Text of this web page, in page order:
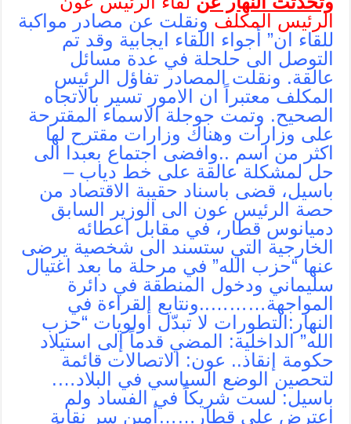
الرئيس المكلف ونقلت عن مصادر مواكبة
للقاء ان” أجواء اللقاء ايجابية وقد تم
التوصل الى حلحلة في عدة مسائل
عالقة. ونقلت المصادر تفاؤل الرئيس
المكلف معتبراً ان الامور تسير بالاتجاه
الصحيح. وتمت جوجلة الاسماء المقترحة
على وزارات وهناك وزارات مقترح لها
اكثر من اسم ..وافضى اجتماع بعبدا الى
حل لمشكلة عالقة على خط دياب –
باسيل، قضى باسناد حقيبة الاقتصاد من
حصة الرئيس عون الى الوزير السابق
دميانوس قطار، في مقابل اعطائه
الخارجية التي ستسند الى شخصية يرضى
عنها “حزب الله” في مرحلة ما بعد اغتيال
سليماني ودخول المنطقة في دائرة
المواجهة………..ونتابع القراءة في
النهار:التطورات لا تبدّل أولويات “حزب
الله” الداخلية: المضي قدماً إلى استيلاد
حكومة إنقاذ.. عون: الاتصالات قائمة
لتحصين الوضع السياسي في البلاد….
باسيل: لست شريكاً في الفساد ولم
اعترض على قطار……أمين سر نقابة